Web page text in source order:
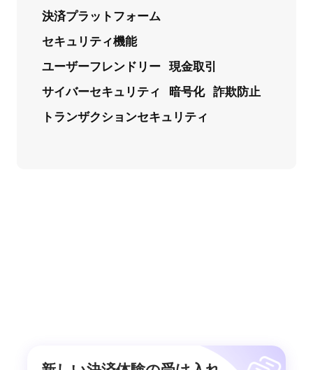
決済プラットフォーム
セキュリティ機能
ユーザーフレンドリー 現金取引
サイバーセキュリティ
暗号化 詐欺防止
トランザクションセキュリティ